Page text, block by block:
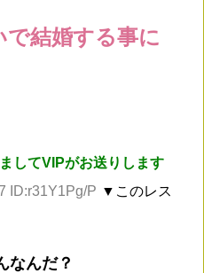
結婚する事に
してVIPがお送りします
ID:r31Y1Pg/P ▼このレス
なんだ？